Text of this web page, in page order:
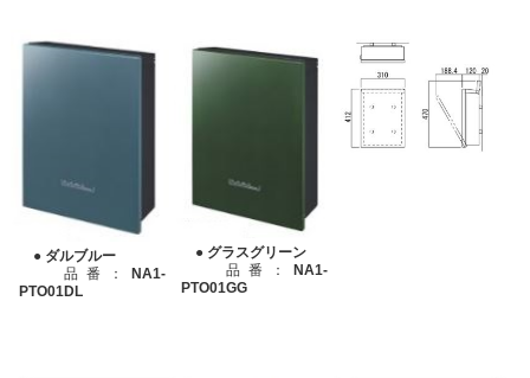
● ダルブルー
品番：
NA1-
PTO01DL
● グラスグリーン
品番：
NA1-
PTO01GG